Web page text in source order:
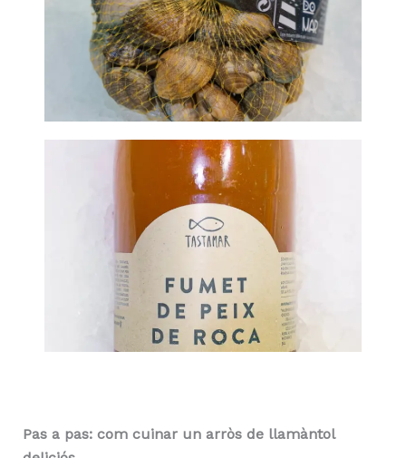
Pas a pas: com cuinar un arròs de llamàntol